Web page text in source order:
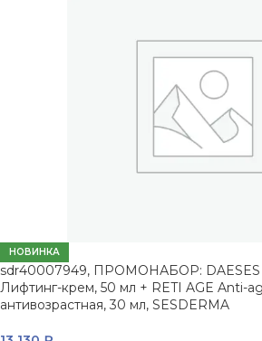
НОВИНКА
sdr40007949, ПРОМОНАБОР: DAESES
Лифтинг-крем, 50 мл + RETI AGE Anti-
антивозрастная, 30 мл, SESDERMA